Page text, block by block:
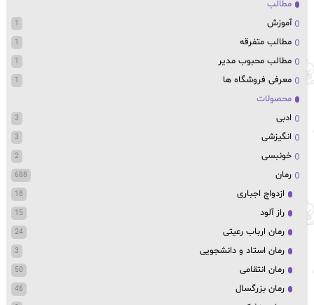
مطالب
آموزش
1
مطالب متفرقه 1
مطالب محبوب مدیر 1
معرفی فروشگاه ها 1
محصولات
ادبی
3
انگیزشی 3
خونبسی 2
رمان 688
ازدواج اجباری 18
راز آلود 15
رمان ارباب رعیتی 24
رمان استاد و دانشجویی 3
رمان انتقامی 50
رمان بزرگسال 46